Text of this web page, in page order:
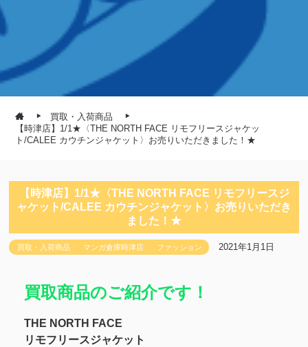
買取・入荷商品
【時津店】1/1★〈THE NORTH FACE リモフリースジャケッ
ト/CALEE カウチンジャケット〉お売りいただきました！★
【時津店】1/1★〈THE NORTH FACE リモフリースジ
ャケット/CALEE カウチンジャケット〉お売りいただき
ました！★
買取・入荷商品 マンガ倉庫時津店 ファッション 2021年1月1日
買取商品のご紹介です！
THE NORTH FACE
リモフリースジャケット